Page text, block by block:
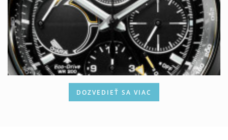
DOZVEDIEŤ SA VIAC